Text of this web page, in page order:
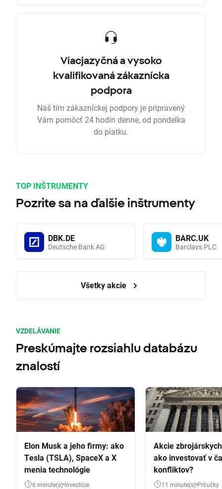
Viacjazyčná a vysoko
kvalifikovaná zákaznícka
podpora
Náš tím zákazníckej podpory je pripravený
Vám pomôcť 24 hodín denne, od pondelka
do piatku.
TOP INŠTRUMENTY
Pozrite sa na ďalšie inštrumenty
DBK.DE
Deutsche Bank AG
BARC.UK
Barclays PLC
Všetky akcie
VZDELÁVANIE
Preskúmajte rozsiahlu databázu
znalostí
Elon Musk a jeho firmy: ako
Tesla (TSLA), SpaceX a X
menia technológie
6 minute(s) Investície
Akcie
ako investovať v
konfliktov?
11 minute(s) Príručky